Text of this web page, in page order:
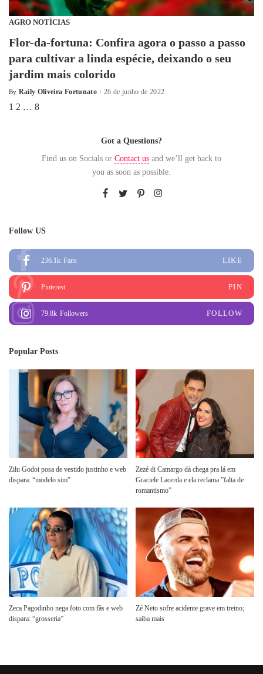
AGRO NOTÍCIAS
Flor-da-fortuna: Confira agora o passo a passo
para cultivar a linda espécie, deixando o seu
jardim mais colorido
By Raíly Oliveira Fortunato 26 de junho de 2022
1 2 … 8
Got a Questions?
Find us on Socials or Contact us and we’ll get back to
you as soon as possible.
Follow US
236.1k Fans LIKE
Pinterest PIN
79.8k Followers FOLLOW
Popular Posts
Zilu Godoi posa de vestido justinho e web
dispara: “modelo sim”
Zezé di Camargo dá chega pra lá em
Graciele Lacerda e ela reclama ”falta de
romantismo”
Zeca Pagodinho nega foto com fãs e web
dispara: “grosseria”
Zé Neto sofre acidente grave em treino;
saiba mais